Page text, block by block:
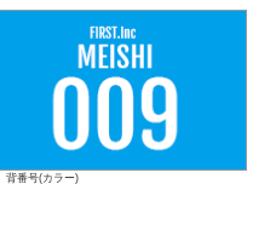
背番号(カラー)